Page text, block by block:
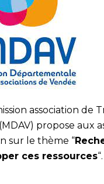
association de
propose aux
sur le thème “
ces ressources“.